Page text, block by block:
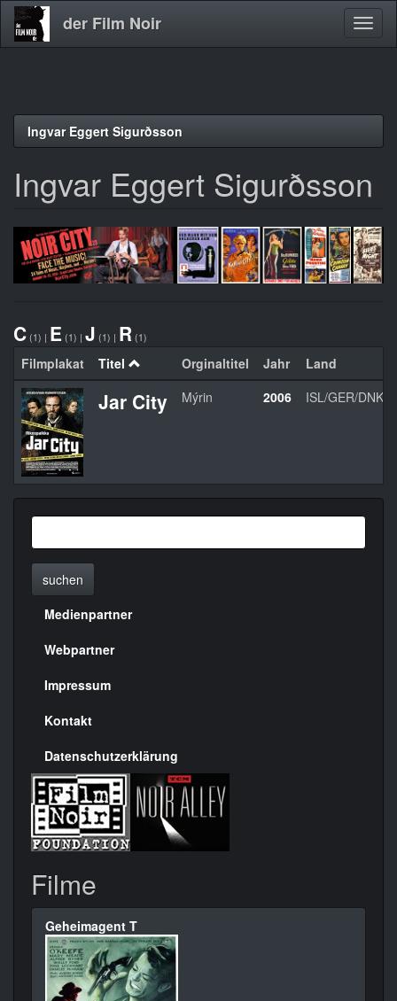
Direkt
der Film Noir
Ingvar Eggert Sigurðsson
Ingvar Eggert Sigurðsson
C (1) | E (1) | J (1) | R (1)
Filmplakat Titel Orginaltitel Jahr Land
Jar City Mýrin 2006 ISL/GER/DNK
suchen
Menülinks
rechte
Seite
Medienpartner
Webpartner
Impressum
Kontakt
Datenschutzerklärung
Filme
Geheimagent T